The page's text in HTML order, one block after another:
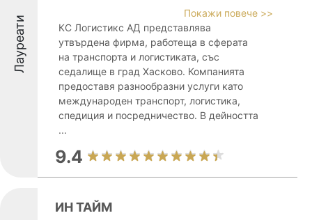
Лауреати
Покажи повече >>
КС Логистикс АД представлява
утвърдена фирма, работеща в сферата
на транспорта и логистиката, със
седалище в град Хасково. Компанията
предоставя разнообразни услуги като
международен транспорт, логистика,
спедиция и посредничество. В дейността
...
9.4
ИН ТАЙМ